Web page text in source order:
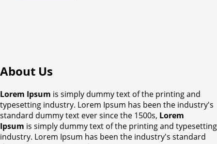
About Us
Lorem Ipsum is simply dummy text of the printing and
typesetting industry. Lorem Ipsum has been the industry's
standard dummy text ever since the 1500s, Lorem
Ipsum is simply dummy text of the printing and typesetting
industry. Lorem Ipsum has been the industry's standard